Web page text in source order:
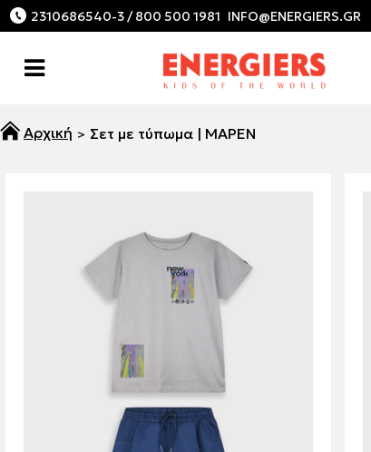
2310686540-3 / 800 500 1981
Σετ με τύπωμα | ΜΑΡΕΝ